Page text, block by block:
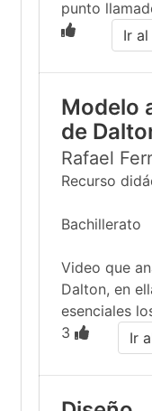
punto
Ir
Modelo
de
Rafael
Recurso
Bachillerato
Video que
Dalton, en
esenciales
3
Ir